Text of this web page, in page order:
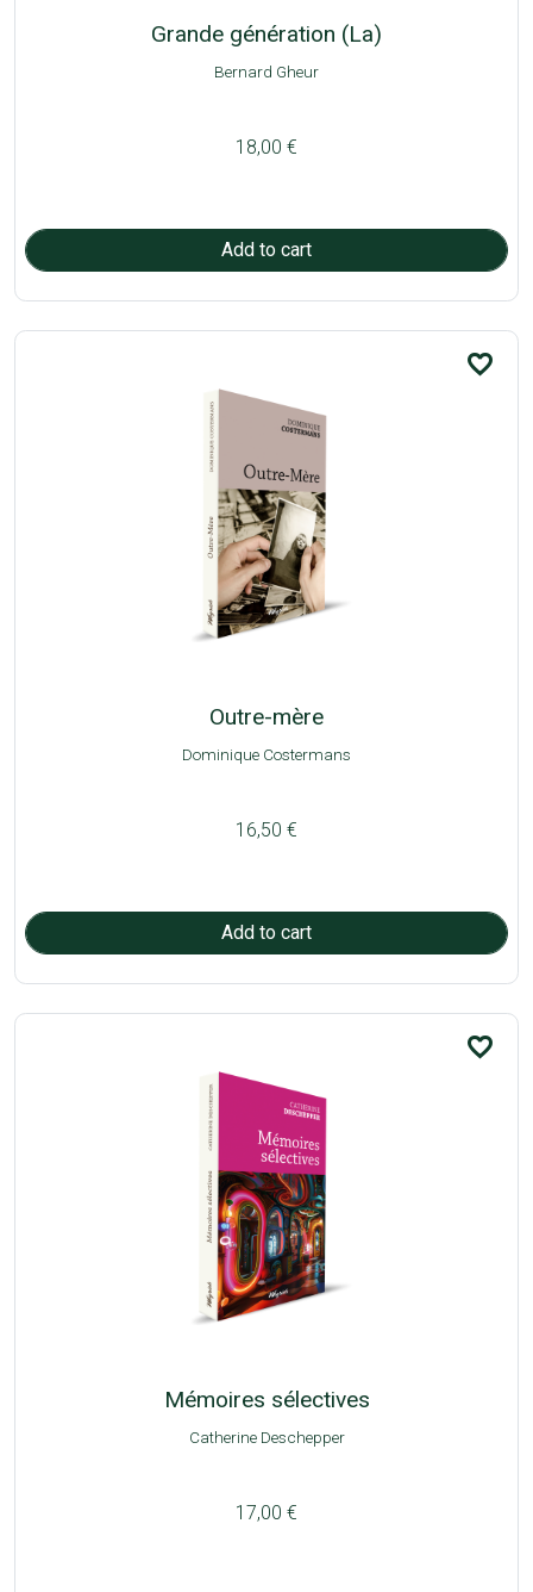
Grande génération (La)
Bernard Gheur
18,00 €
favorite_border
Outre-mère
Dominique Costermans
16,50 €
favorite_border
Mémoires sélectives
Catherine Deschepper
17,00 €